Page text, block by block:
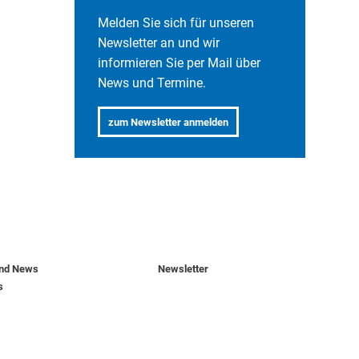
Melden Sie sich für unseren
Newsletter an und wir
informieren Sie per Mail über
News und Termine.
zum Newsletter anmelden
News
Newsletter